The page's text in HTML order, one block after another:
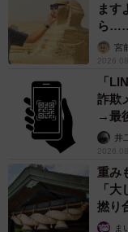
ます
ら
カモ
宮
「
詐欺
→最
提」
井
重み
「
撚り
ま